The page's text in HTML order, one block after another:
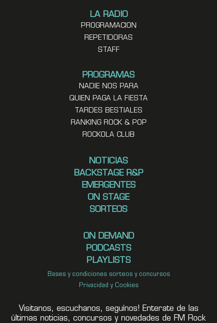
LA RADIO
PROGRAMACION
REPETIDORAS
STAFF
PROGRAMAS
NADIE NOS PARA
QUIEN PAGA LA FIESTA
TARDES BESTIALES
RANKING ROCK & POP
ROCKOLA CLUB
NOTICIAS
BACKSTAGE R&P
EMERGENTES
ON STAGE
SORTEOS
ON DEMAND
PODCASTS
PLAYLISTS
Bases y condiciones sorteos y concursos
Privacidad y Cookies
Visitanos, escuchanos, seguínos! Enterate de las
últimas noticias, concursos y novedades de FM Rock